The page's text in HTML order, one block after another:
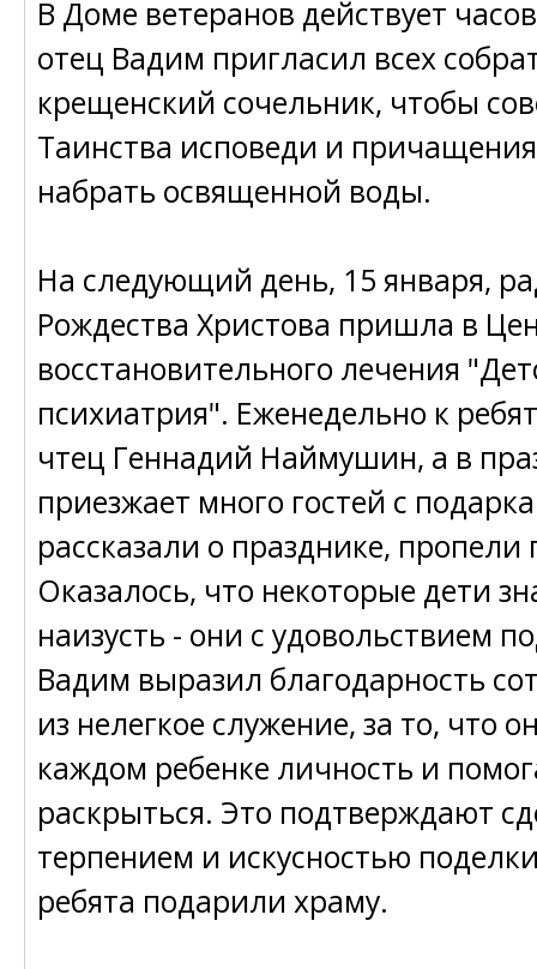
В Доме ветеранов действует
отец Вадим пригласил всех
крещенский сочельник, чтобы
Таинства исповеди и
набрать освященной воды.
На следующий день, 15 января,
Рождества Христова пришла в
восстановительного лечения
психиатрия". Еженедельно к
чтец Геннадий Наймушин, а в
приезжает много гостей с
рассказали о празднике, пропели
Оказалось, что некоторые дети
наизусть - они с удовольствием
Вадим выразил благодарность
из нелегкое служение, за то, что
каждом ребенке личность и
раскрыться. Это подтверждают
терпением и искусностью
ребята подарили храму.